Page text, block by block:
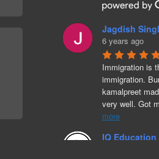
Jagdish
6 years ago
Immigration is
immigration.
kamalpreet
very well. Got
more
IQ Education